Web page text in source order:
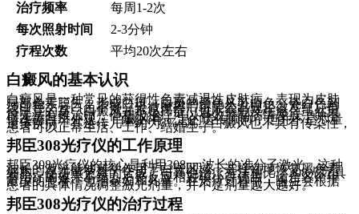
治疗频率
每周1-2次
每次照射时间
2-3分钟
疗程次数
平均20次左右
白癜风的基本认识
白癜风是一种常见的获得性色素减退性皮肤病，表现为皮肤
局部色素脱失，形成白斑。白斑的颜色从乳白色、瓷白色到
淡白色、云白色不等，轻微摩擦后可能会出现轻微发红。值
得注意的是，白癜风并不是癌症，也不会危及生命。虽然目
前无法有效治疗，但积极治疗可以有效控制病情发展，并不
错改善白斑外观。 白癜风有一定的遗传倾向，但并不是尽量
遗传疾病，其遗传几率约为3%-5%。白癜风也不具有传染性，
患者可以正常生活、工作、结婚生子。
邦臣308光疗仪的工作原理
邦臣308光疗仪的核心是利用308nm波长的准分子激光。这种
波长的激光能够科学作用于白斑区域，选择性地恢复黑色素
细胞，促进黑色素的合成。与其他治疗方法相比，308光疗具
有治疗的效果不错、不良反应相对较小等优点，适合各个年
龄段的患者，包括孕妇和儿童。在治疗过程中，医生会根据
患者的具体情况调整激光剂量，并不是剂量越大越好。
邦臣308光疗仪的治疗过程